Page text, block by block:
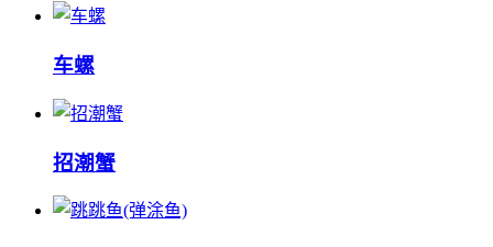
车螺
招潮蟹